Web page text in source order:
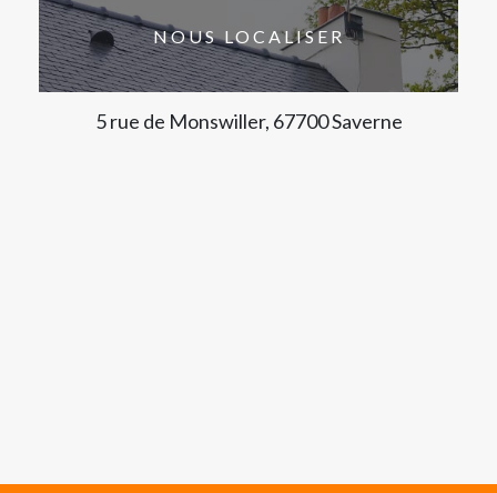
NOUS LOCALISER
5 rue de Monswiller, 67700 Saverne